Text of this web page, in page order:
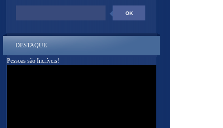
DESTAQUE
Pessoas são Incríveis!